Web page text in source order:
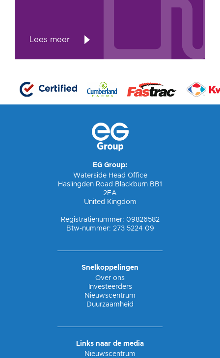
Lees meer
EG Group:
Waterside Head Office
Haslingden Road Blackburn BB1
2FA
United Kingdom
Registratienummer: 09826582
Btw-nummer: 273 5224 09
Snelkoppelingen
Over ons
Investeerders
Nieuwscentrum
Duurzaamheid
Links naar de media
Nieuwscentrum